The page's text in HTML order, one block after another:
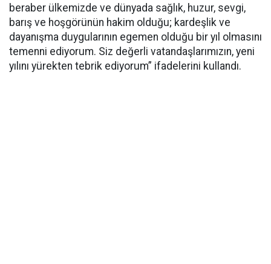
beraber ülkemizde ve dünyada sağlık, huzur, sevgi,
barış ve hoşgörünün hakim olduğu; kardeşlik ve
dayanışma duygularının egemen olduğu bir yıl olmasını
temenni ediyorum. Siz değerli vatandaşlarımızın, yeni
yılını yürekten tebrik ediyorum” ifadelerini kullandı.